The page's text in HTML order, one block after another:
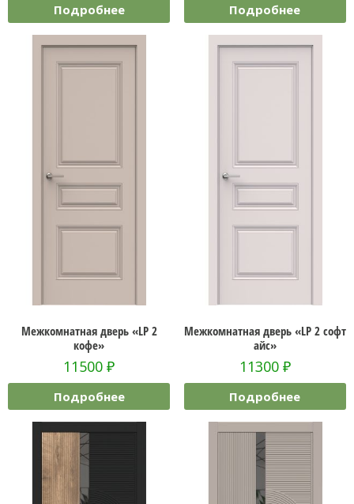
Подробнее Подробнее
Межкомнатная дверь «LP 2
кофе»
11500₽
Подробнее
Межкомнатная дверь «LP 2 софт
айс»
11300 ₽
Подробнее